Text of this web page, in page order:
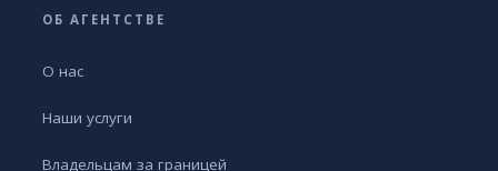
ОБ АГЕНТСТВЕ
О нас
Наши услуги
Владельцам за границей